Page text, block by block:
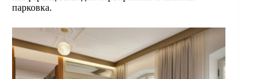
парковка.